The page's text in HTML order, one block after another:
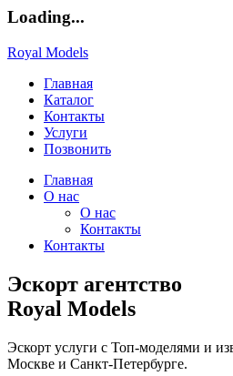
Loading...
Royal Models
Главная
Каталог
Контакты
Услуги
Позвонить
Главная
О нас
О нас
Контакты
Контакты
Эскорт агентство
Royal Models
Эскорт услуги с Топ-моделями и
Москве и Санкт-Петербурге.